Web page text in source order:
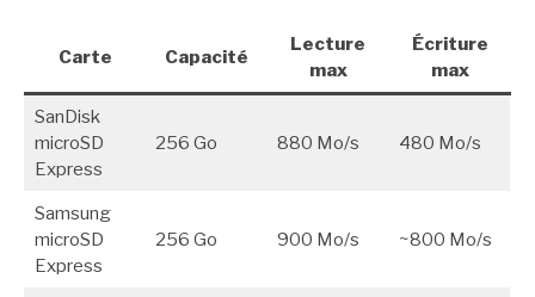
Carte Capacité
Lecture
max
Écriture
max
SanDisk
microSD
Express
256 Go 880 Mo/s 480 Mo/s
Samsung
microSD
Express
256 Go 900 Mo/s ~800 Mo/s